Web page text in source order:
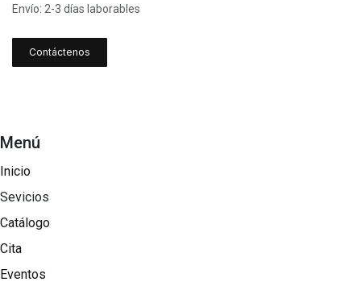
Envío: 2-3 días laborables
Contáctenos
Menú
Inicio
Sevicios
Catálogo
Cita
Eventos